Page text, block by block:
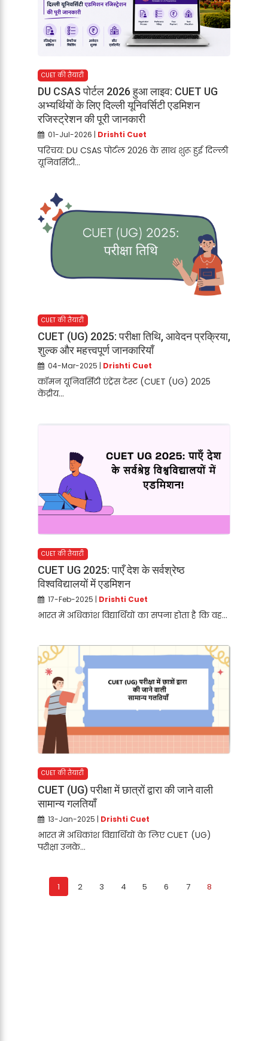
CUET की तैयारी
DU CSAS पोर्टल 2026 हुआ लाइव: CUET UG
अभ्यर्थियों के लिए दिल्ली यूनिवर्सिटी एडमिशन
रजिस्ट्रेशन की पूरी जानकारी
01-Jul-2026 | Drishti Cuet
परिचय: DU CSAS पोर्टल 2026 के साथ शुरू हुई दिल्ली
यूनिवर्सिटी...
CUET की तैयारी
CUET (UG) 2025: परीक्षा तिथि, आवेदन प्रक्रिया,
शुल्क और महत्त्वपूर्ण जानकारियाँ
04-Mar-2025 | Drishti Cuet
कॉमन यूनिवर्सिटी एंट्रेंस टेस्ट (CUET (UG) 2025
केंद्रीय...
CUET की तैयारी
CUET UG 2025: पाएँ देश के सर्वश्रेष्ठ
विश्वविद्यालयों में एडमिशन
17-Feb-2025 | Drishti Cuet
भारत में अधिकांश विद्यार्थियों का सपना होता है कि वह...
CUET की तैयारी
CUET (UG) परीक्षा में छात्रों द्वारा की जाने वाली
सामान्य गलतियाँ
13-Jan-2025 | Drishti Cuet
भारत में अधिकांश विद्यार्थियों के लिए CUET (UG)
परीक्षा उनके...
1 2 3 4 5 6 7 8